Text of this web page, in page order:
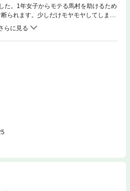
た。1年女子からモテる馬村を助けるため
られます。少しだけモヤモヤしてしまう
再会して──。 【同時収録】モア ザン ワ